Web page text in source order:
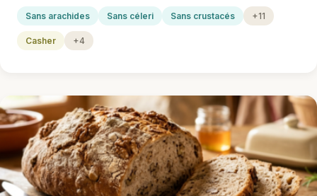
Sans arachides Sans céleri Sans crustacés +11
Casher +4